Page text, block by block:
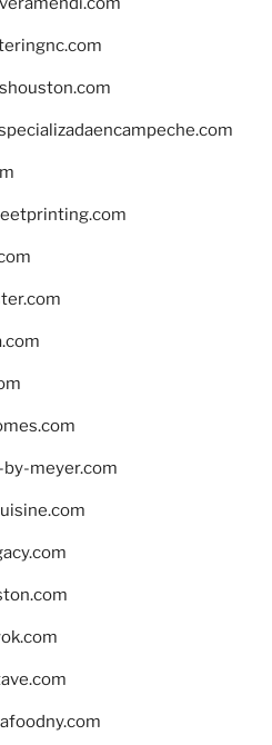
meyer.com